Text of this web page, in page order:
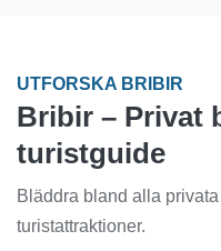
UTFORSKA BRIBIR
Bribir – Privat
turistguide
Bläddra bland alla
turistattraktioner.